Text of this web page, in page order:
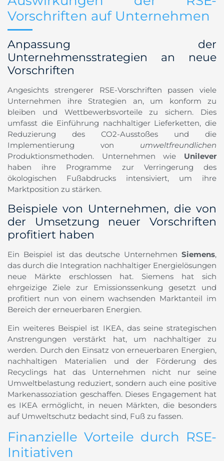
Vorschriften auf Unternehmen
Anpassung der
Unternehmensstrategien an neue
Vorschriften
Angesichts strengerer RSE-Vorschriften passen viele
Unternehmen ihre Strategien an, um konform zu
bleiben und Wettbewerbsvorteile zu sichern. Dies
umfasst die Einführung nachhaltiger Lieferketten, die
Reduzierung des CO2-Ausstoßes und die
Implementierung von umweltfreundlichen
Produktionsmethoden. Unternehmen wie Unilever
haben ihre Programme zur Verringerung des
ökologischen Fußabdrucks intensiviert, um ihre
Marktposition zu stärken.
Beispiele von Unternehmen, die von
der Umsetzung neuer Vorschriften
profitiert haben
Ein Beispiel ist das deutsche Unternehmen Siemens,
das durch die Integration nachhaltiger Energielösungen
neue Märkte erschlossen hat. Siemens hat sich
ehrgeizige Ziele zur Emissionssenkung gesetzt und
profitiert nun von einem wachsenden Marktanteil im
Bereich der erneuerbaren Energien.
Ein weiteres Beispiel ist IKEA, das seine strategischen
Anstrengungen verstärkt hat, um nachhaltiger zu
werden. Durch den Einsatz von erneuerbaren Energien,
nachhaltigen Materialien und der Förderung des
Recyclings hat das Unternehmen nicht nur seine
Umweltbelastung reduziert, sondern auch eine positive
Markenassoziation geschaffen. Dieses Engagement hat
es IKEA ermöglicht, in neuen Märkten, die besonders
auf Umweltschutz bedacht sind, Fuß zu fassen.
Finanzielle Vorteile durch RSE-
Initiativen